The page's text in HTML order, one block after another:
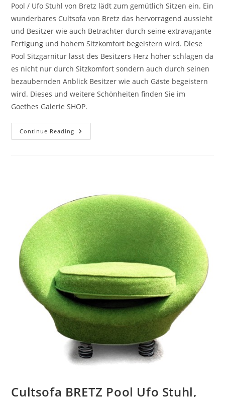
Pool / Ufo Stuhl von Bretz lädt zum gemütlich Sitzen ein. Ein
wunderbares Cultsofa von Bretz das hervorragend aussieht
und Besitzer wie auch Betrachter durch seine extravagante
Fertigung und hohem Sitzkomfort begeistern wird. Diese
Pool Sitzgarnitur lässt des Besitzers Herz höher schlagen da
es nicht nur durch Sitzkomfort sondern auch durch seinen
bezaubernden Anblick Besitzer wie auch Gäste begeistern
wird. Dieses und weitere Schönheiten finden Sie im
Goethes Galerie SHOP.
Continue Reading
Cultsofa BRETZ Pool Ufo Stuhl,